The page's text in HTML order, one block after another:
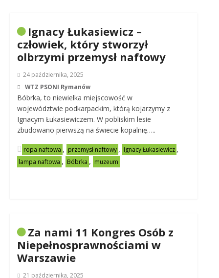
Ignacy Łukasiewicz –
człowiek, który stworzył
olbrzymi przemysł naftowy
24 października, 2025
WTZ PSONI Rymanów
Bóbrka, to niewielka miejscowość w
województwie podkarpackim, którą kojarzymy z
Ignacym Łukasiewiczem. W pobliskim lesie
zbudowano pierwszą na świecie kopalnię…..
ropa naftowa , przemysł naftowy , Ignacy Łukasiewicz ,
lampa naftowa , Bóbrka , muzeum
Za nami 11 Kongres Osób z
Niepełnosprawnościami w
Warszawie
21 października, 2025